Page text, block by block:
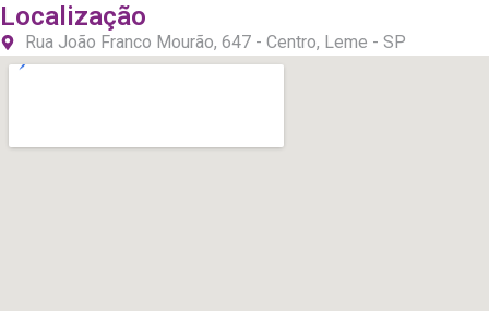
Localização
Rua João Franco Mourão, 647 - Centro, Leme - SP